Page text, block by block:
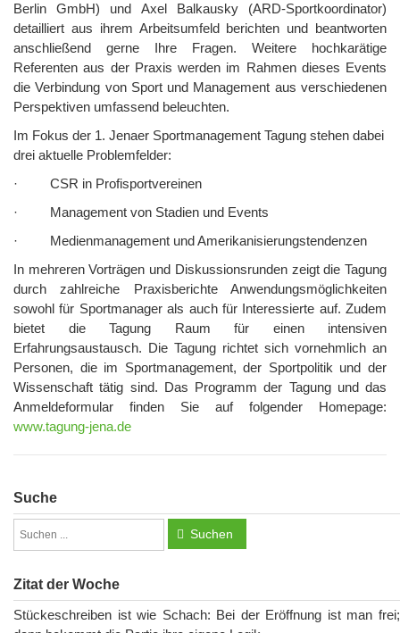
Berlin GmbH) und Axel Balkausky (ARD-Sportkoordinator)
detailliert aus ihrem Arbeitsumfeld berichten und beantworten
anschließend gerne Ihre Fragen. Weitere hochkarätige
Referenten aus der Praxis werden im Rahmen dieses Events
die Verbindung von Sport und Management aus verschiedenen
Perspektiven umfassend beleuchten.
Im Fokus der 1. Jenaer Sportmanagement Tagung stehen dabei
drei aktuelle Problemfelder:
· CSR in Profisportvereinen
· Management von Stadien und Events
· Medienmanagement und Amerikanisierungstendenzen
In mehreren Vorträgen und Diskussionsrunden zeigt die Tagung
durch zahlreiche Praxisberichte Anwendungsmöglichkeiten
sowohl für Sportmanager als auch für Interessierte auf. Zudem
bietet die Tagung Raum für einen intensiven
Erfahrungsaustausch. Die Tagung richtet sich vornehmlich an
Personen, die im Sportmanagement, der Sportpolitik und der
Wissenschaft tätig sind. Das Programm der Tagung und das
Anmeldeformular finden Sie auf folgender Homepage:
www.tagung-jena.de
Suche
Suchen
Zitat der Woche
Stückeschreiben ist wie Schach: Bei der Eröffnung ist man frei;